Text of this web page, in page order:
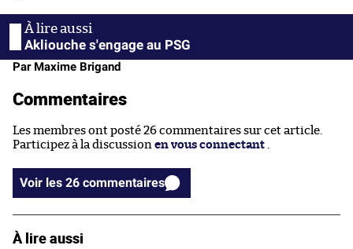
Akliouche s'engage au PSG
Par Maxime Brigand
Commentaires
Les membres ont posté 26 commentaires sur cet article.
Participez à la discussion en vous connectant .
Voir les 26 commentaires
À lire aussi